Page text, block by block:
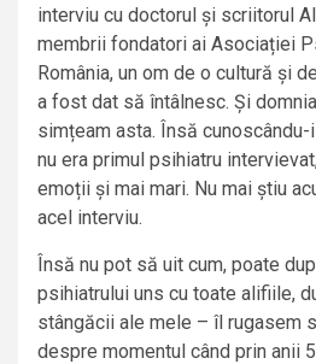
interviu cu doctorul și scriitorul
membrii fondatori ai Asociației
România, un om de o cultură și
a fost dat să întâlnesc. Și
simțeam asta. Însă
nu era primul psihiatru
emoții și mai mari. Nu mai știu
acel interviu.
Însă nu pot să uit cum, poate
psihiatrului uns cu toate alifiile,
stângăcii ale mele – îl rugasem
despre momentul când prin anii